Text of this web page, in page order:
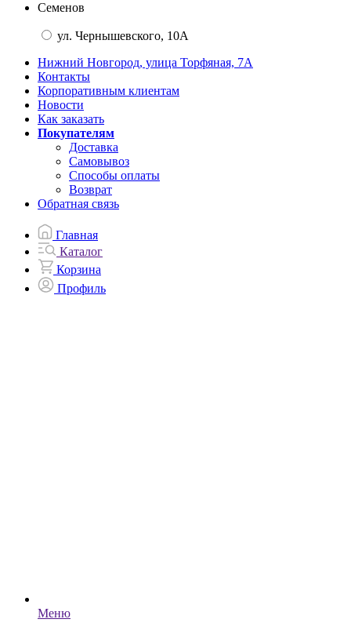
Семенов
ул. Чернышевского, 10А
Нижний Новгород, улица Торфяная, 7А
Контакты
Корпоративным клиентам
Новости
Как заказать
Покупателям
Доставка
Самовывоз
Способы оплаты
Возврат
Обратная связь
Главная
Каталог
Корзина
Профиль
Меню